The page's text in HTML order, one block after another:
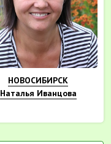
НОВОСИБИРСК
Наталья Иванцова